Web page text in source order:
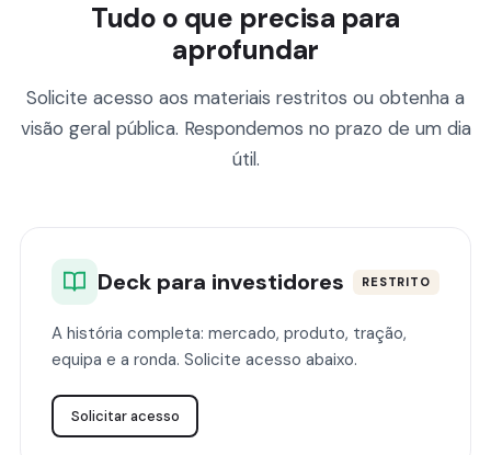
Tudo o que precisa para
aprofundar
Solicite acesso aos materiais restritos ou obtenha a
visão geral pública. Respondemos no prazo de um dia
útil.
Deck para investidores RESTRITO
A história completa: mercado, produto, tração,
equipa e a ronda. Solicite acesso abaixo.
Solicitar acesso